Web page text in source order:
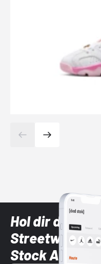
Hol dir die
Streetwear-
Stock App